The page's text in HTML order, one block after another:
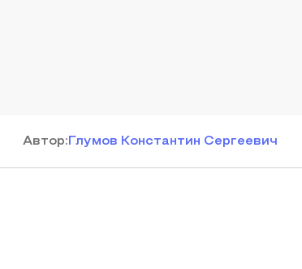
Автор: Глумов Константин Сергеевич